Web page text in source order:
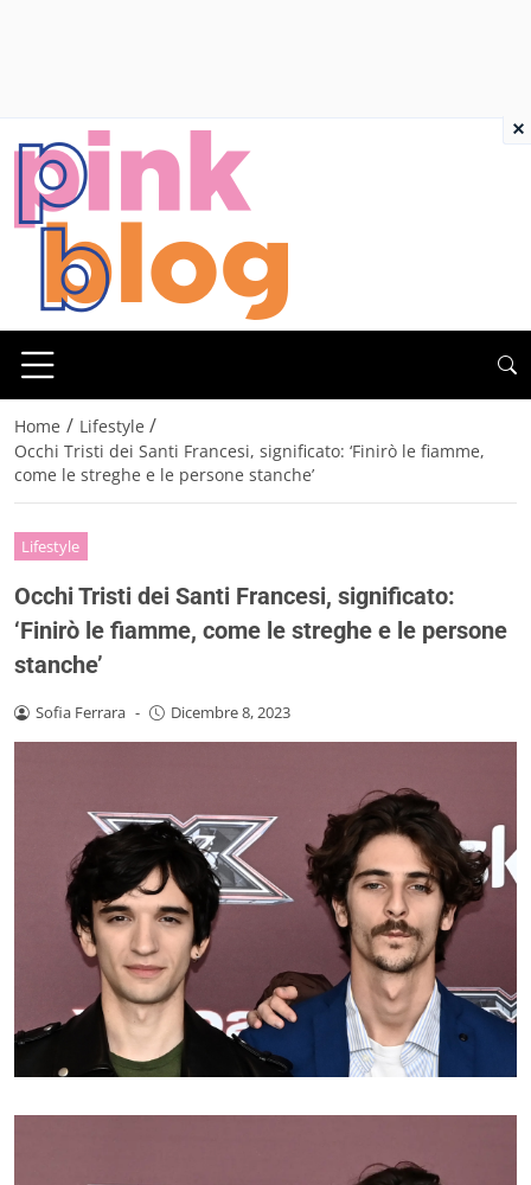
Home / Lifestyle /
Occhi Tristi dei Santi Francesi, significato: ‘Finirò le fiamme,
come le streghe e le persone stanche’
Lifestyle
Occhi Tristi dei Santi Francesi, significato:
‘Finirò le fiamme, come le streghe e le persone
stanche’
Sofia Ferrara - Dicembre 8, 2023
×